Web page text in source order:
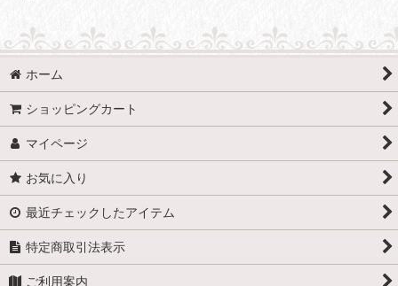
ホーム
ショッピングカート
マイページ
お気に入り
最近チェックしたアイテム
特定商取引法表示
ご利用案内